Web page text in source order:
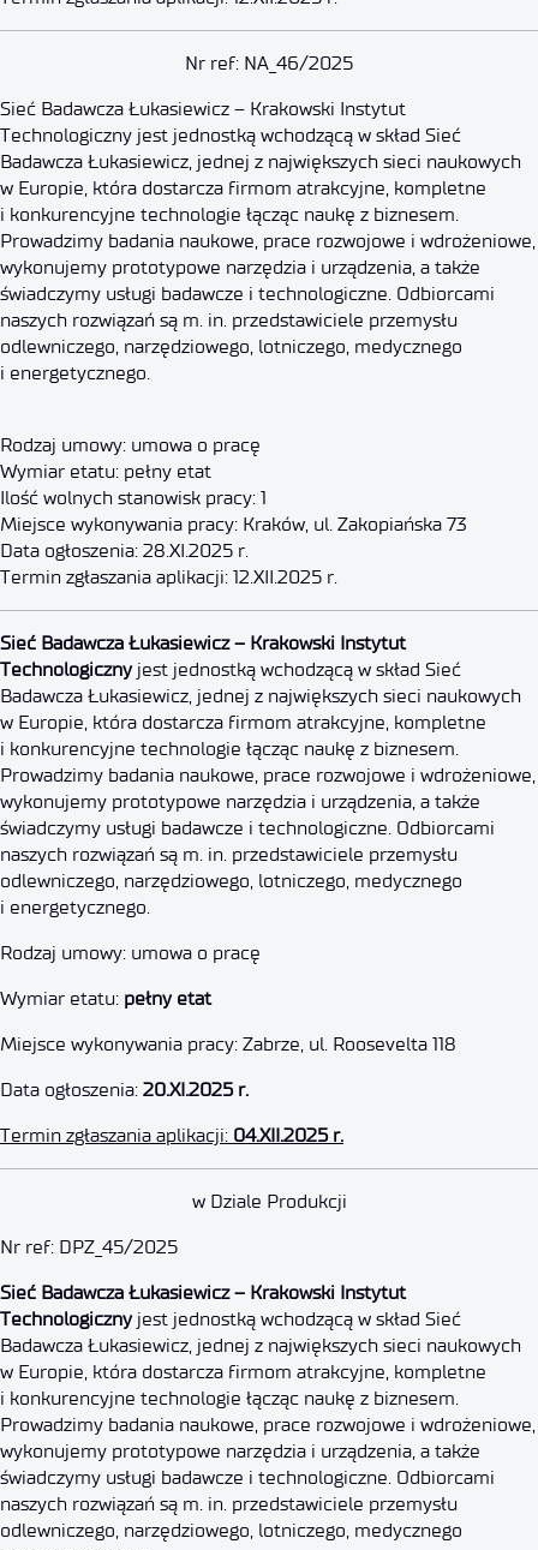
Specjalista techniczny –
12 grudnia 2025
Nr ref: NA_46/2025
Sieć Badawcza Łukasiewicz – Krakowski Instytut
Technologiczny jest jednostką wchodzącą w skład Sieć
Badawcza Łukasiewicz, jednej z największych sieci naukowych
w Europie, która dostarcza firmom atrakcyjne, kompletne
i konkurencyjne technologie łącząc naukę z biznesem.
Prowadzimy badania naukowe, prace rozwojowe i wdrożeniowe,
wykonujemy prototypowe narzędzia i urządzenia, a także
świadczymy usługi badawcze i technologiczne. Odbiorcami
naszych rozwiązań są m. in. przedstawiciele przemysłu
odlewniczego, narzędziowego, lotniczego, medycznego
i energetycznego.
Rodzaj umowy: umowa o pracę
Wymiar etatu: pełny etat
Ilość wolnych stanowisk pracy: 1
Miejsce wykonywania pracy: Kraków, ul. Zakopiańska 73
Data ogłoszenia: 28.XI.2025 r.
Termin zgłaszania aplikacji: 12.XII.2025 r.
Specjalista mechanik
4 grudnia 2025
Sieć Badawcza Łukasiewicz – Krakowski Instytut
Technologiczny jest jednostką wchodzącą w skład Sieć
Badawcza Łukasiewicz, jednej z największych sieci naukowych
w Europie, która dostarcza firmom atrakcyjne, kompletne
i konkurencyjne technologie łącząc naukę z biznesem.
Prowadzimy badania naukowe, prace rozwojowe i wdrożeniowe,
wykonujemy prototypowe narzędzia i urządzenia, a także
świadczymy usługi badawcze i technologiczne. Odbiorcami
naszych rozwiązań są m. in. przedstawiciele przemysłu
odlewniczego, narzędziowego, lotniczego, medycznego
i energetycznego.
Rodzaj umowy: umowa o pracę
Wymiar etatu: pełny etat
Miejsce wykonywania pracy: Zabrze, ul. Roosevelta 118
Data ogłoszenia: 20.XI.2025 r.
Termin zgłaszania aplikacji: 04.XII.2025 r.
Specjalista mechanik
4 grudnia 2025
w Dziale Produkcji
Nr ref: DPZ_45/2025
Sieć Badawcza Łukasiewicz – Krakowski Instytut
Technologiczny jest jednostką wchodzącą w skład Sieć
Badawcza Łukasiewicz, jednej z największych sieci naukowych
w Europie, która dostarcza firmom atrakcyjne, kompletne
i konkurencyjne technologie łącząc naukę z biznesem.
Prowadzimy badania naukowe, prace rozwojowe i wdrożeniowe,
wykonujemy prototypowe narzędzia i urządzenia, a także
świadczymy usługi badawcze i technologiczne. Odbiorcami
naszych rozwiązań są m. in. przedstawiciele przemysłu
odlewniczego, narzędziowego, lotniczego, medycznego